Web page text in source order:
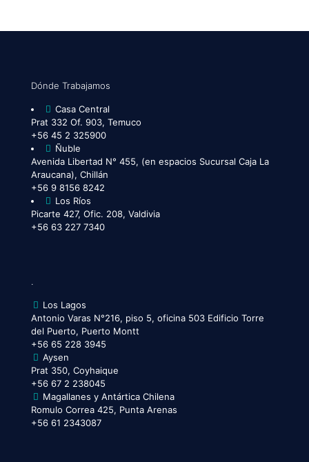
Dónde Trabajamos
Casa Central
Prat 332 Of. 903, Temuco
+56 45 2 325900
Ñuble
Avenida Libertad N° 455, (en espacios Sucursal Caja La
Araucana), Chillán
+56 9 8156 8242
Los Ríos
Picarte 427, Ofic. 208, Valdivia
+56 63 227 7340
.
Los Lagos
Antonio Varas N°216, piso 5, oficina 503 Edificio Torre
del Puerto, Puerto Montt
+56 65 228 3945
Aysen
Prat 350, Coyhaique
+56 67 2 238045
Magallanes y Antártica Chilena
Romulo Correa 425, Punta Arenas
+56 61 2343087